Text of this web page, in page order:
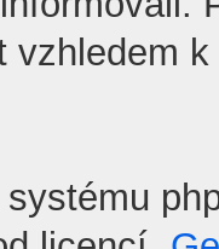
vzhledem